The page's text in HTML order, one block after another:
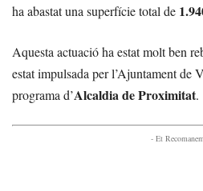
ha abastat una superfície total de
Aquesta actuació ha estat molt ben
estat impulsada per l’Ajuntament de
programa d’Alcaldia de Proximitat.
- Et